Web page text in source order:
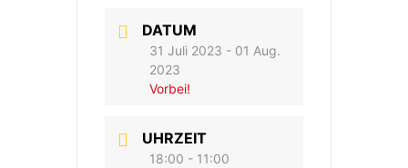
DATUM
31 Juli 2023 - 01 Aug.
2023
Vorbei!
UHRZEIT
18:00 - 11:00